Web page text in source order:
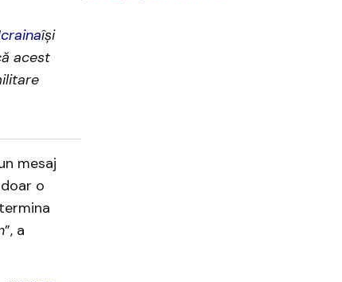
își
acest
mesaj
o
”, a